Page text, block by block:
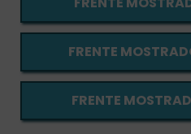
FRENTE
FRENTE